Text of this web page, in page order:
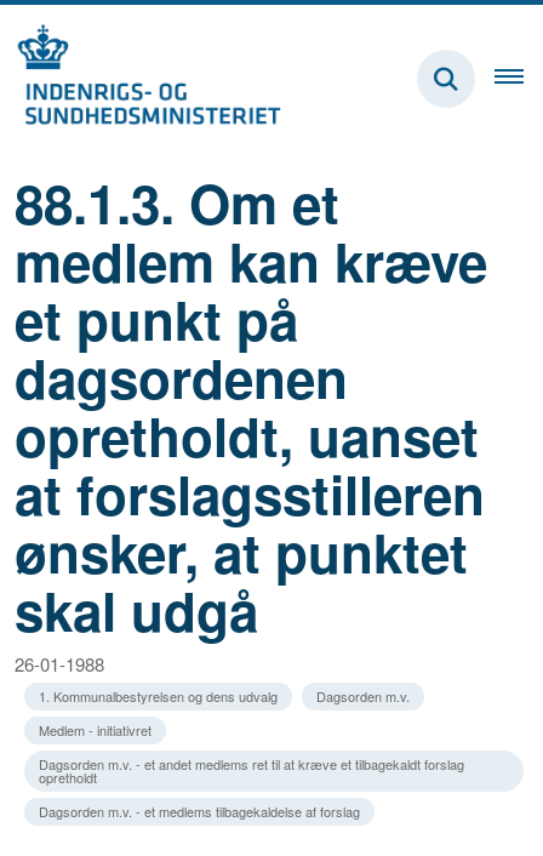
88.1.3. Om et
medlem kan kræve
et punkt på
dagsordenen
opretholdt, uanset
at forslagsstilleren
ønsker, at punktet
skal udgå
26-01-1988
1. Kommunalbestyrelsen og dens udvalg
Dagsorden m.v.
Medlem - initiativret
Dagsorden m.v. - et andet medlems ret til at kræve et tilbagekaldt forslag
opretholdt
Dagsorden m.v. - et medlems tilbagekaldelse af forslag